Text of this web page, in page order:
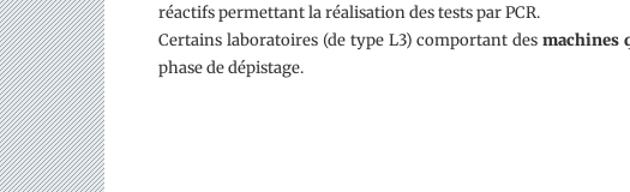
réactifs permettant la réalisation des tests par PCR.
Certains laboratoires (de type L3) comportant desmachines
phase de dépistage.